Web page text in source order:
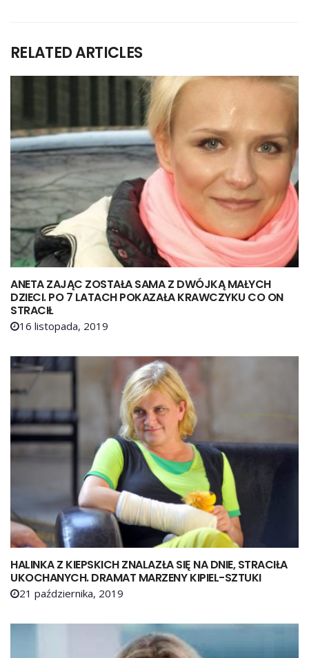
RELATED ARTICLES
ANETA ZAJĄC ZOSTAŁA SAMA Z DWÓJKĄ MAŁYCH
DZIECI. PO 7 LATACH POKAZAŁA KRAWCZYKU CO ON
STRACIŁ
16 listopada, 2019
HALINKA Z KIEPSKICH ZNALAZŁA SIĘ NA DNIE, STRACIŁA
UKOCHANYCH. DRAMAT MARZENY KIPIEL-SZTUKI
21 października, 2019